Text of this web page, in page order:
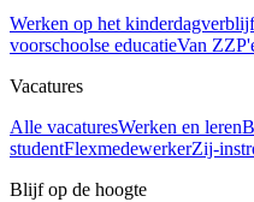
Werken op het kinderdagverblijf
voorschoolse educatieVan
Vacatures
Alle vacaturesWerken en leren
studentFlexmedewerkerZij-
Blijf op de hoogte